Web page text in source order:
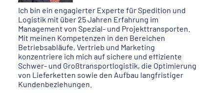
Ich bin ein engagierter Experte für Spedition und
Logistik mit über 25 Jahren Erfahrung im
Management von Spezial- und Projekttransporten.
Mit meinen Kompetenzen in den Bereichen
Betriebsabläufe, Vertrieb und Marketing
konzentriere ich mich auf sichere und effiziente
Schwer- und Großtransportlogistik, die Optimierung
von Lieferketten sowie den Aufbau langfristiger
Kundenbeziehungen.